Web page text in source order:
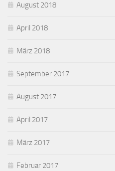
August 2018
April 2018
März 2018
September 2017
August 2017
April 2017
März 2017
Februar 2017